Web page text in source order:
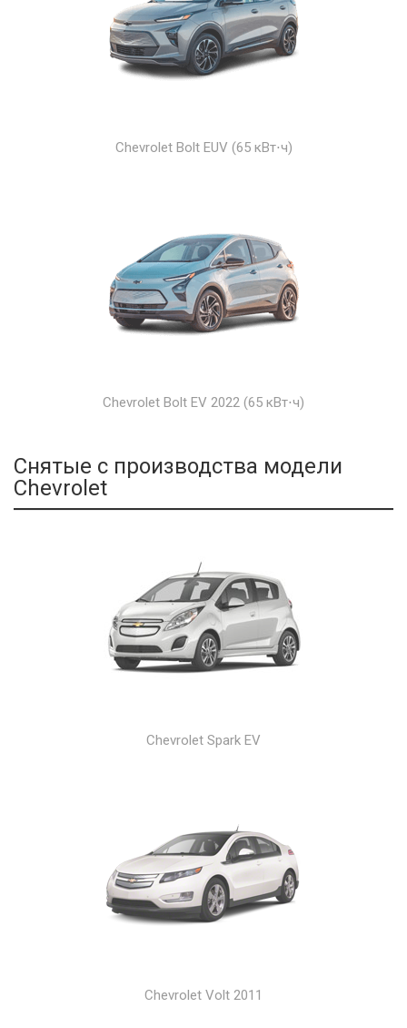
Chevrolet Bolt EUV (65 кВт⋅ч)
Chevrolet Bolt EV 2022 (65 кВт⋅ч)
Снятые с производства модели
Chevrolet
Chevrolet Spark EV
Chevrolet Volt 2011